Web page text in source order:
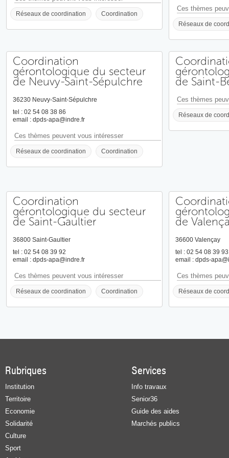
Réseaux de coordination Coordination
Ces thèmes
Réseaux de
Coordination
gérontologique du secteur
de Neuvy-Saint-Sépulchre
36230 Neuvy-Saint-Sépulchre
tel : 02 54 08 38 86
email : dpds-apa@indre.fr
Ces thèmes peuvent vous intéresser
Réseaux de coordination Coordination
de Saint-
Ces thèmes
Réseaux de
Coordination
gérontologique du secteur
de Saint-Gaultier
36800 Saint-Gaultier
tel : 02 54 08 39 92
email : dpds-apa@indre.fr
Ces thèmes peuvent vous intéresser
Réseaux de coordination Coordination
de
36600 Valençay
tel : 02 54 08 39 93
email : dpds-
Ces thèmes
Réseaux de
Rubriques
Institution
Territoire
Economie
Solidarité
Culture
Sport
Services
Info travaux
Senior36
Guide des aides
Marchés publics